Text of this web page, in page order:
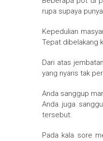
rupa supaya
Kepedulian
Tepat dibelakang
Dari atas
yang nyaris tak
Anda sanggup
Anda juga
tersebut.
Pada kala sore